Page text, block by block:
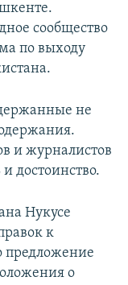
сообщество
по выходу
не
и журналистов
достоинство.
Нукусе
к
предложение
о